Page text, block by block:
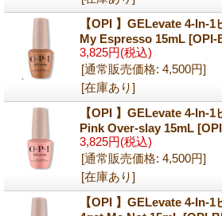
【OPI 】GELevate 4-In-
My Espresso 15mL [OPI-
3,825円(税込)
[通常販売価格: 4,500円]
[在庫あり]
【OPI 】GELevate 4-In-
Pink Over-slay 15mL
3,825円(税込)
[通常販売価格: 4,500円]
[在庫あり]
【OPI 】GELevate 4-In-